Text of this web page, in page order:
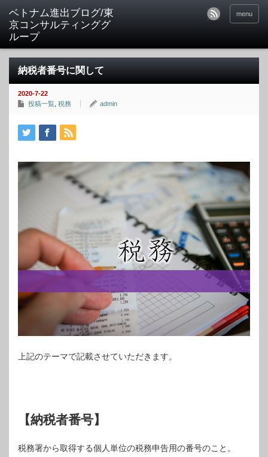
ベトナム進出ブログ/東
京コンサルティンググ
ループ
menu
納税者番号に関して
2020-7-22
投稿一覧 税務 admin
上記のテーマで記載させていただきます。
【納税者番号】
税務署から取得する個人単位の税務申告用の番号のこと。